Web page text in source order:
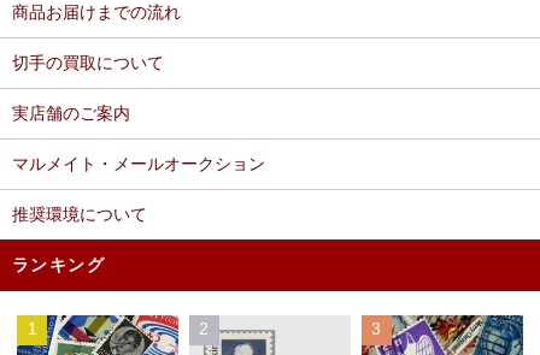
商品お届けまでの流れ
切手の買取について
実店舗のご案内
マルメイト・メールオークション
推奨環境について
ランキング
1 2 3